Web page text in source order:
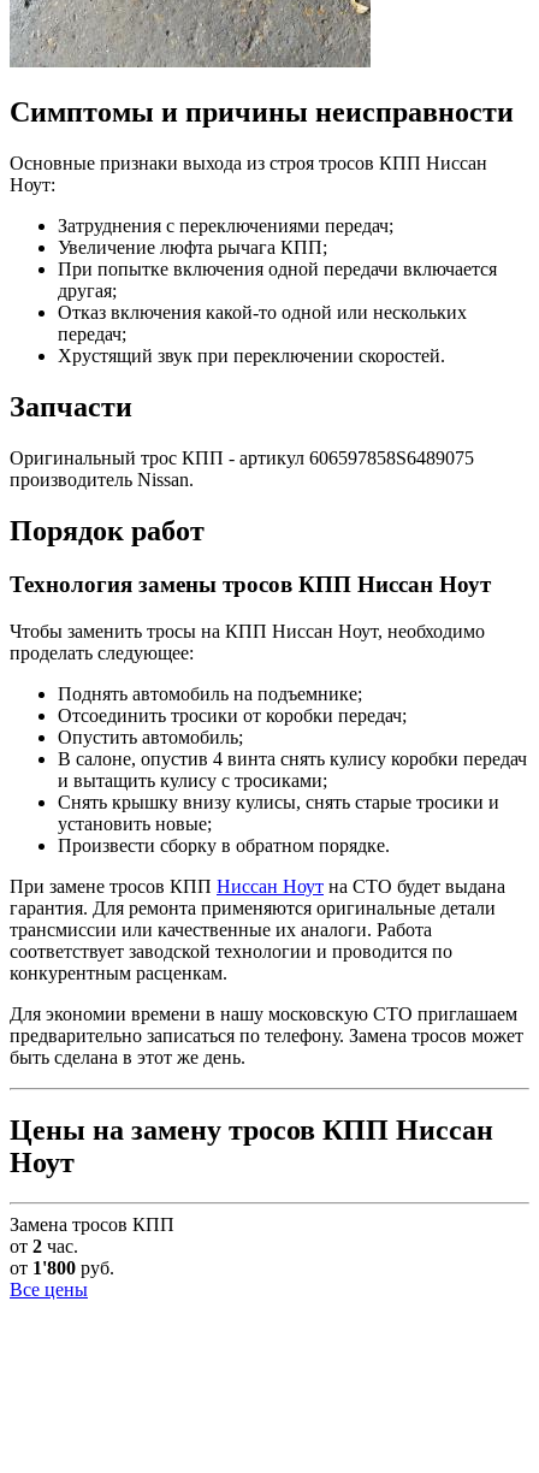
Симптомы и причины неисправности
Основные признаки выхода из строя тросов КПП Ниссан
Ноут:
Затруднения с переключениями передач;
Увеличение люфта рычага КПП;
При попытке включения одной передачи включается
другая;
Отказ включения какой-то одной или нескольких
передач;
Хрустящий звук при переключении скоростей.
Запчасти
Оригинальный трос КПП - артикул 606597858S6489075
производитель Nissan.
Порядок работ
Технология замены тросов КПП Ниссан Ноут
Чтобы заменить тросы на КПП Ниссан Ноут, необходимо
проделать следующее:
Поднять автомобиль на подъемнике;
Отсоединить тросики от коробки передач;
Опустить автомобиль;
В салоне, опустив 4 винта снять кулису коробки передач
и вытащить кулису с тросиками;
Снять крышку внизу кулисы, снять старые тросики и
установить новые;
Произвести сборку в обратном порядке.
При замене тросов КПП Ниссан Ноут на СТО будет выдана
гарантия. Для ремонта применяются оригинальные детали
трансмиссии или качественные их аналоги. Работа
соответствует заводской технологии и проводится по
конкурентным расценкам.
Для экономии времени в нашу московскую СТО приглашаем
предварительно записаться по телефону. Замена тросов может
быть сделана в этот же день.
Цены на замену тросов КПП Ниссан
Ноут
Замена тросов КПП
от 2 час.
от 1'800 руб.
Все цены